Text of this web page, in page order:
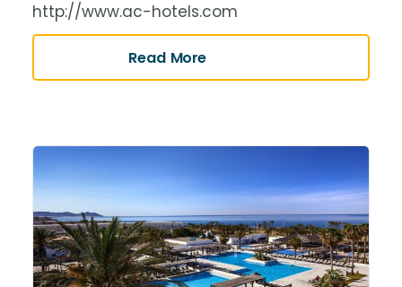
http://www.ac-hotels.com
Read More